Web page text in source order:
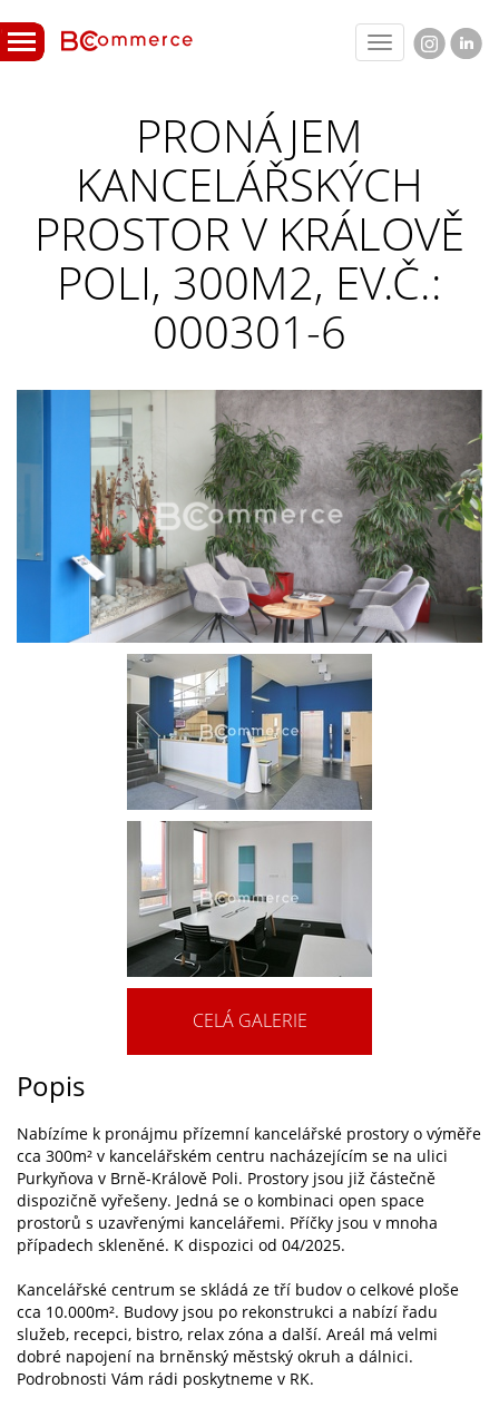
Toggle
navigation
PRONÁJEM
KANCELÁŘSKÝCH
PROSTOR V KRÁLOVĚ
POLI, 300M2, EV.Č.:
000301-6
CELÁ GALERIE
Popis
Nabízíme k pronájmu přízemní kancelářské prostory o výměře
cca 300m² v kancelářském centru nacházejícím se na ulici
Purkyňova v Brně-Králově Poli. Prostory jsou již částečně
dispozičně vyřešeny. Jedná se o kombinaci open space
prostorů s uzavřenými kancelářemi. Příčky jsou v mnoha
případech skleněné. K dispozici od 04/2025.
Kancelářské centrum se skládá ze tří budov o celkové ploše
cca 10.000m². Budovy jsou po rekonstrukci a nabízí řadu
služeb, recepci, bistro, relax zóna a další. Areál má velmi
dobré napojení na brněnský městský okruh a dálnici.
Podrobnosti Vám rádi poskytneme v RK.